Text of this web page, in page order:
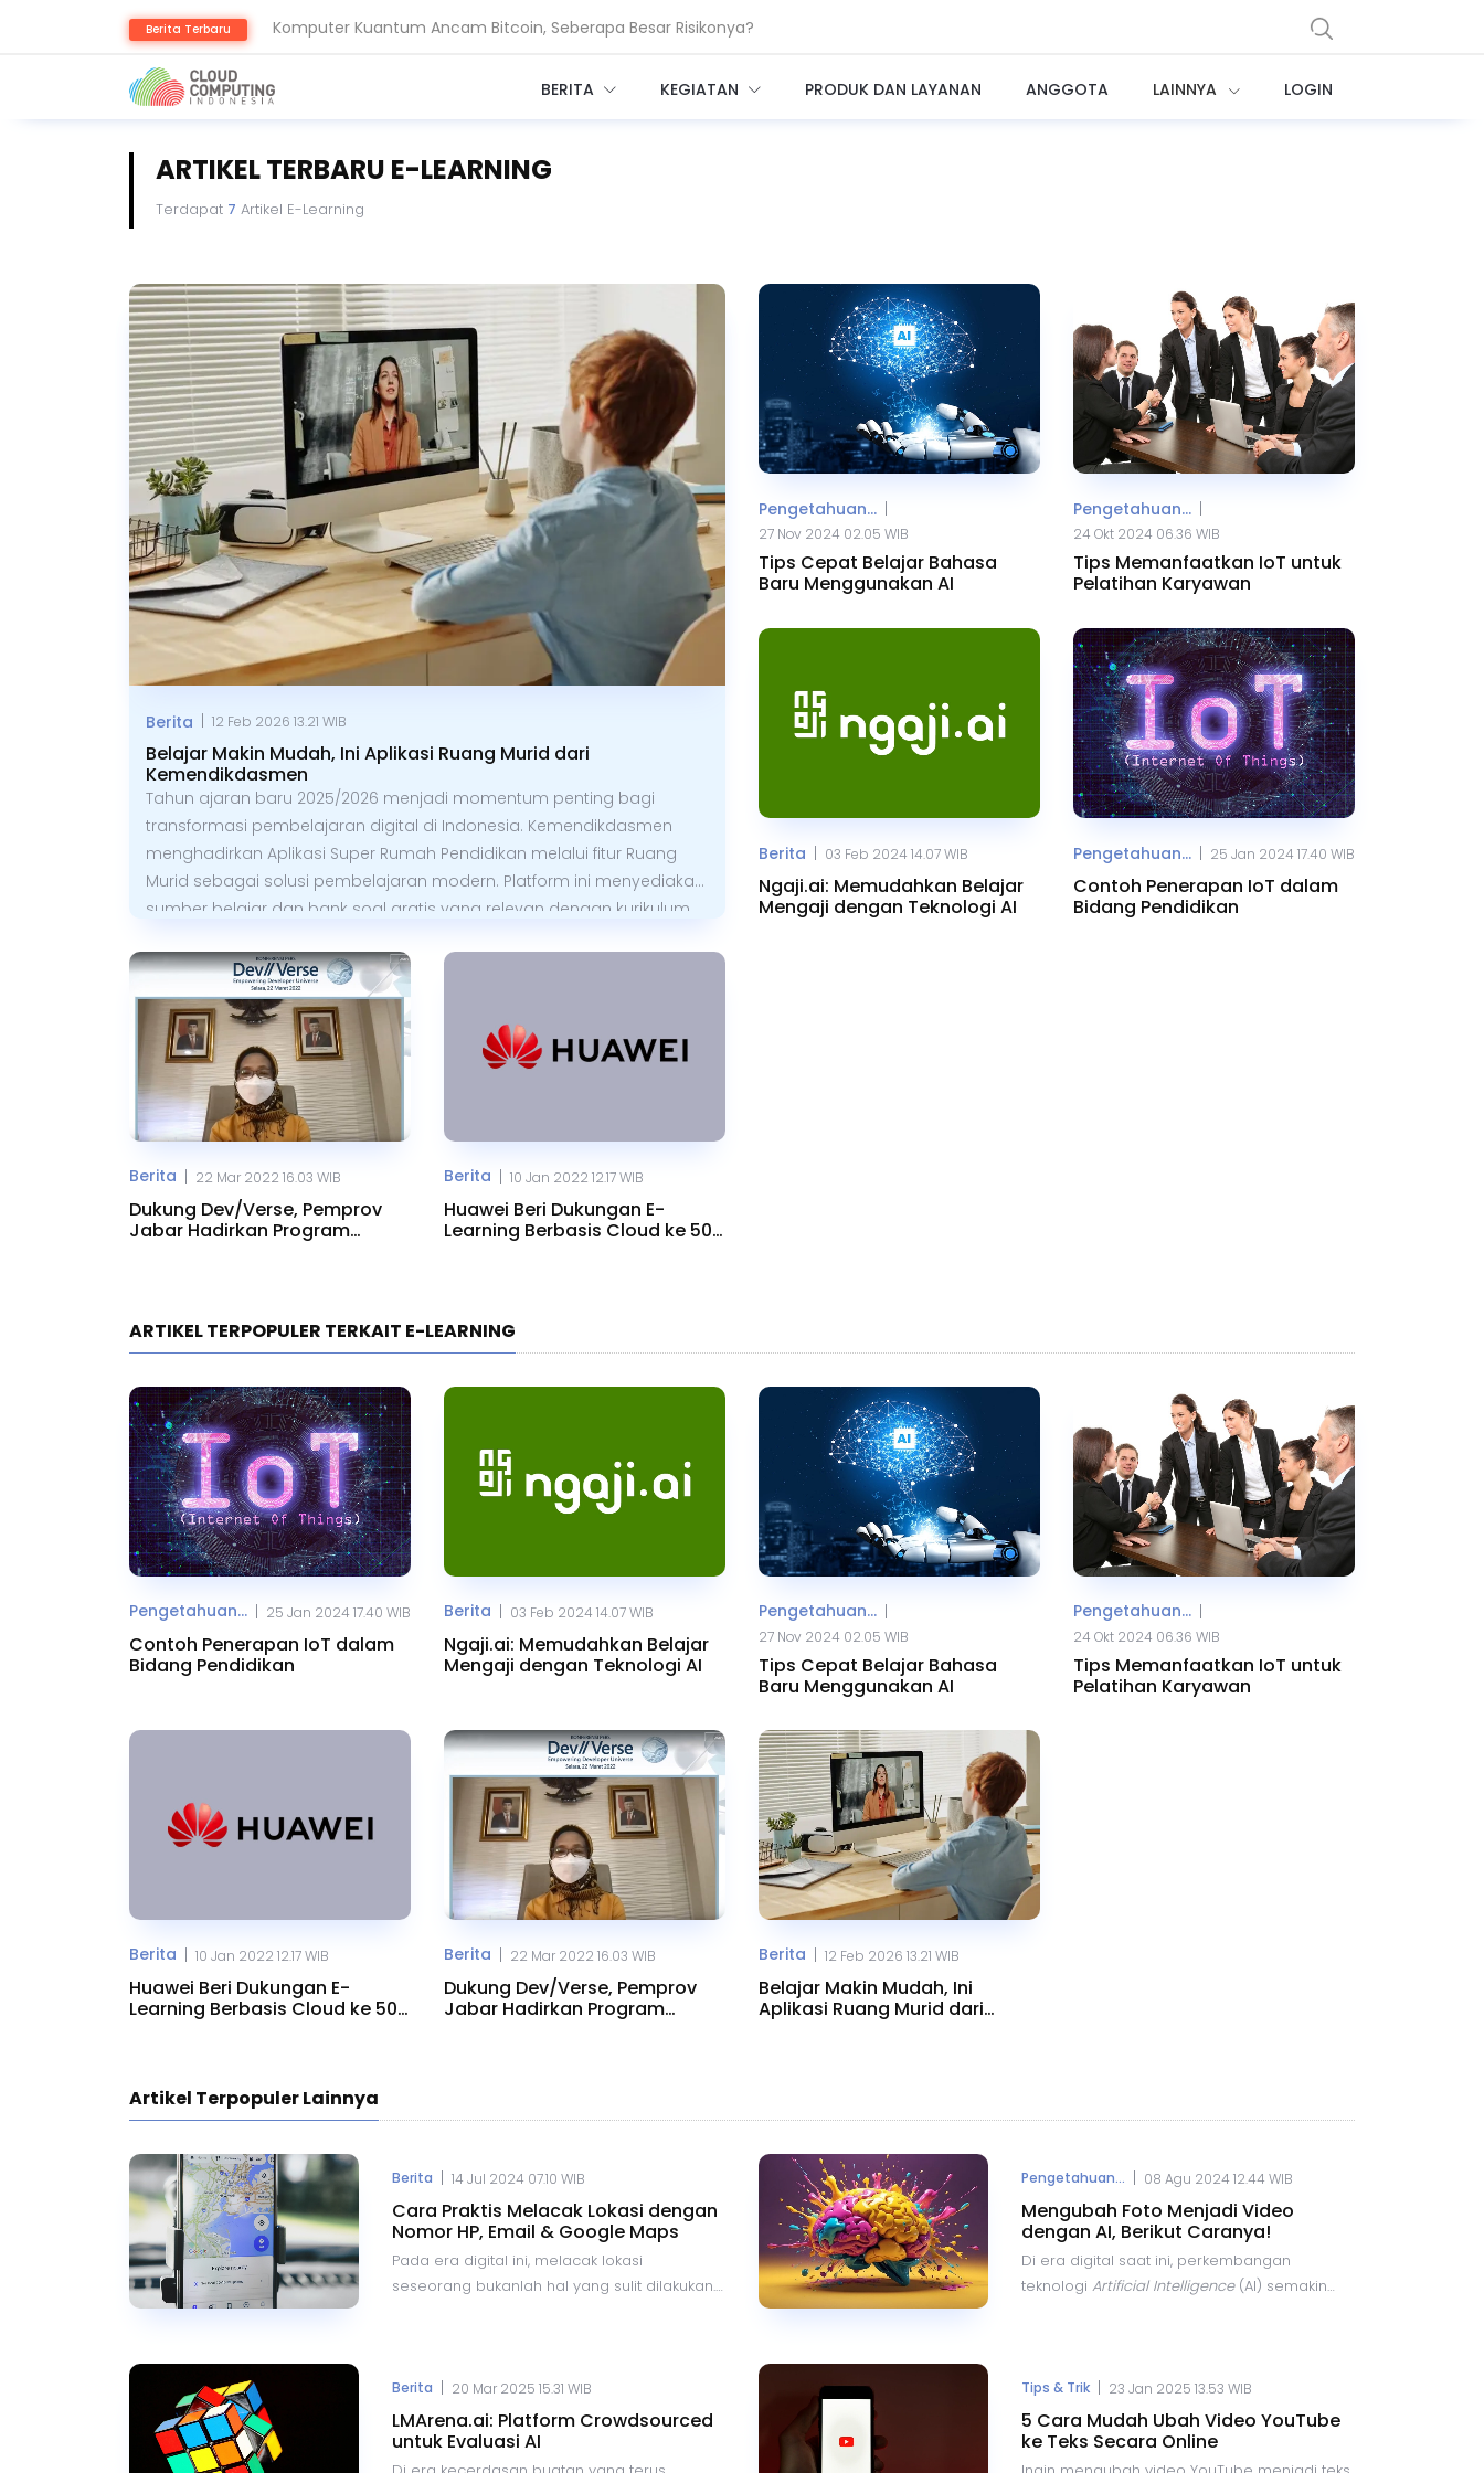
Berita Terbaru Komputer Kuantum Ancam Bitcoin, Seberapa Besar Risikonya?
AMD Gandeng Core Scientific Bangun Infrastruktur AI Raksasa
BERITA KEGIATAN PRODUK DAN LAYANAN ANGGOTA LAINNYA LOGIN
ARTIKEL TERBARU E-LEARNING
Terdapat 7 Artikel E-Learning
Belajar Makin Mudah, Ini Aplikasi Ruang Murid dari
Kemendikdasmen
Berita 12 Feb 2026 13.21 WIB
Tahun ajaran baru 2025/2026 menjadi momentum penting bagi
transformasi pembelajaran digital di Indonesia. Kemendikdasmen
menghadirkan Aplikasi Super Rumah Pendidikan melalui fitur Ruang
Murid sebagai solusi pembelajaran modern. Platform ini menyediakan
sumber belajar dan bank soal gratis yang relevan dengan kurikulum
dan menyenangkan.
Pengetahuan... |
27 Nov 2024 02.05 WIB
Tips Cepat Belajar Bahasa
Baru Menggunakan AI
Pengetahuan... |
24 Okt 2024 06.36 WIB
Tips Memanfaatkan IoT untuk
Pelatihan Karyawan
Berita | 03 Feb 2024 14.07 WIB
Ngaji.ai: Memudahkan Belajar
Mengaji dengan Teknologi AI
Pengetahuan... | 25 Jan 2024 17.40 WIB
Contoh Penerapan IoT dalam
Bidang Pendidikan
Berita 22 Mar 2022 16.03 WIB
Dukung Dev/Verse, Pemprov
Jabar Hadirkan Program
Berita 10 Jan 2022 12.17 WIB
Huawei Beri Dukungan E-
Learning Berbasis Cloud ke 500
ARTIKEL TERPOPULER TERKAIT E-LEARNING
Pengetahuan... 25 Jan 2024 17.40 WIB
Contoh Penerapan IoT dalam
Bidang Pendidikan
Berita 03 Feb 2024 14.07 WIB
Ngaji.ai: Memudahkan Belajar
Mengaji dengan Teknologi AI
Pengetahuan...
27 Nov 2024 02.05 WIB
Tips Cepat Belajar Bahasa
Baru Menggunakan AI
Pengetahuan...
24 Okt 2024 06.36 WIB
Tips Memanfaatkan IoT untuk
Pelatihan Karyawan
Berita 10 Jan 2022 12.17 WIB
Huawei Beri Dukungan E-
Learning Berbasis Cloud ke 500
Berita 22 Mar 2022 16.03 WIB
Dukung Dev/Verse, Pemprov
Jabar Hadirkan Program
Berita 12 Feb 2026 13.21 WIB
Belajar Makin Mudah, Ini
Aplikasi Ruang Murid dari
Artikel Terpopuler Lainnya
Berita | 14 Jul 2024 07.10 WIB
Cara Praktis Melacak Lokasi dengan
Nomor HP, Email & Google Maps
Pada era digital ini, melacak lokasi
seseorang bukanlah hal yang sulit dilakukan.
dengan menggunakan nomor HP, email,
hingga Google Maps. Berikut ini beberapa
metode yang bisa digunakan untuk melacak
lokasi seseorang.
Pengetahuan... | 08 Agu 2024 12.44 WIB
Mengubah Foto Menjadi Video
dengan AI, Berikut Caranya!
Di era digital saat ini, perkembangan
teknologi Artificial Intelligence(AI) semakin
kemampuan untuk mengubah foto menjadi
video dengan bantuan AI.
Berita | 20 Mar 2025 15.31 WIB
LMArena.ai: Platform Crowdsourced
untuk Evaluasi AI
Tips & Trik | 23 Jan 2025 13.53 WIB
5 Cara Mudah Ubah Video YouTube
ke Teks Secara Online